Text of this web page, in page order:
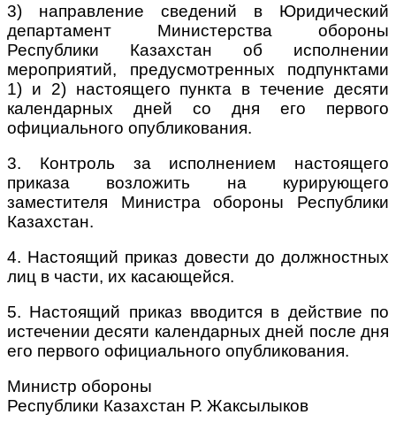
3) направление сведений в Юридический
департамент Министерства обороны
Республики Казахстан об исполнении
мероприятий, предусмотренных подпунктами
1) и 2) настоящего пункта в течение десяти
календарных дней со дня его первого
официального опубликования.
3. Контроль за исполнением настоящего
приказа возложить на курирующего
заместителя Министра обороны Республики
Казахстан.
4. Настоящий приказ довести до должностных
лиц в части, их касающейся.
5. Настоящий приказ вводится в действие по
истечении десяти календарных дней после дня
его первого официального опубликования.
Министр обороны
Республики Казахстан Р. Жаксылыков